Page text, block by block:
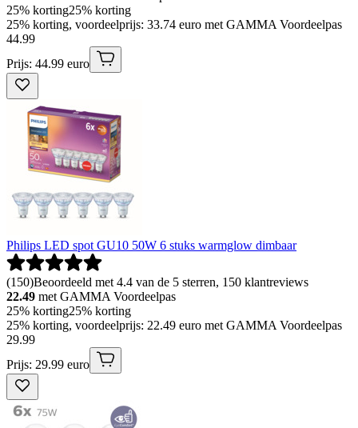
25% korting25% korting
25% korting, voordeelprijs: 33.74 euro met GAMMA Voordeelpas
44.99
Prijs: 44.99 euro
Philips LED spot GU10 50W 6 stuks warmglow dimbaar
(150)Beoordeeld met 4.4 van de 5 sterren, 150 klantreviews
22.49 met GAMMA Voordeelpas
25% korting25% korting
25% korting, voordeelprijs: 22.49 euro met GAMMA Voordeelpas
29.99
Prijs: 29.99 euro